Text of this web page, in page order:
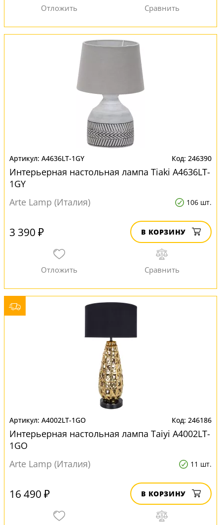
A4636LT-1GY 246390
Интерьерная настольная лампа Tiaki A4636LT-
1GY
Arte Lamp (Италия)
106 шт.
3 390 ₽ В КОРЗИНУ
A4002LT-1GO 246186
Интерьерная настольная лампа Taiyi A4002LT-
1GO
Arte Lamp (Италия)
11 шт.
16 490 ₽ В КОРЗИНУ